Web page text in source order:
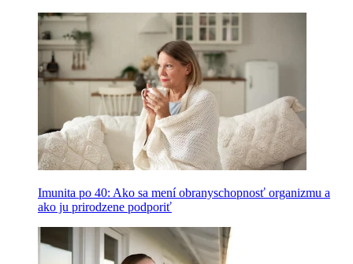
Imunita po 40: Ako sa mení obranyschopnosť organizmu a
ako ju prirodzene podporiť